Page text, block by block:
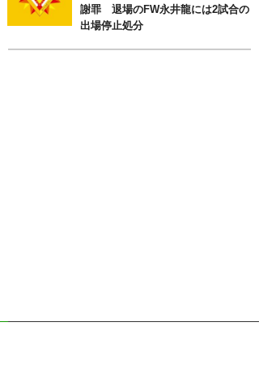
謝罪 退場のFW永井龍には2試合の
出場停止処分